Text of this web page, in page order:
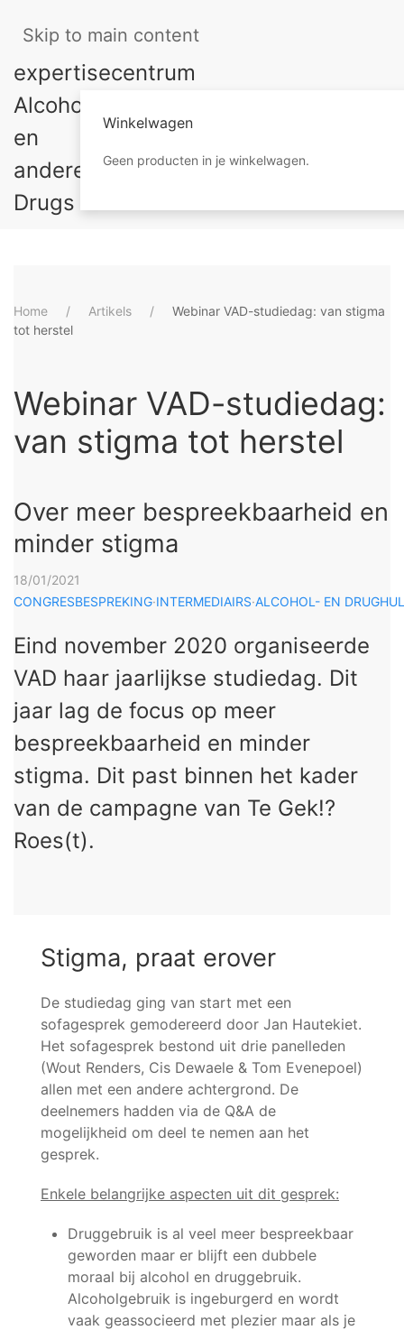
Skip to main content
Winkelwagen
Geen producten in je winkelwagen.
Home Artikels
Webinar VAD-studiedag: van stigma
tot herstel
Webinar VAD-studiedag:
van stigma tot herstel
Over meer bespreekbaarheid en
minder stigma
18/01/2021
CONGRESBESPREKING·INTERMEDIAIRS·ALCOHOL- EN
Eind november 2020 organiseerde
VAD haar jaarlijkse studiedag. Dit
jaar lag de focus op meer
bespreekbaarheid en minder
stigma. Dit past binnen het kader
van de campagne van Te Gek!?
Roes(t).
Stigma, praat erover
De studiedag ging van start met een
sofagesprek gemodereerd door Jan Hautekiet.
Het sofagesprek bestond uit drie panelleden
(Wout Renders, Cis Dewaele & Tom Evenepoel)
allen met een andere achtergrond. De
deelnemers hadden via de Q&A de
mogelijkheid om deel te nemen aan het
gesprek.
Enkele belangrijke aspecten uit dit gesprek:
Druggebruik is al veel meer bespreekbaar
geworden maar er blijft een dubbele
moraal bij alcohol en druggebruik.
Alcoholgebruik is ingeburgerd en wordt
vaak geassocieerd met plezier maar als je